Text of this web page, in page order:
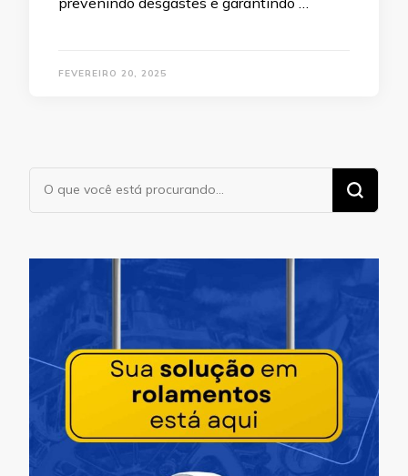
FEVEREIRO 20, 2025
Procurando
algo?